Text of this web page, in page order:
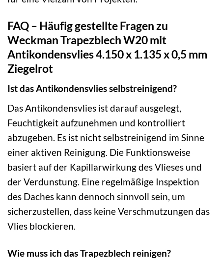
FAQ – Häufig gestellte Fragen zu
Weckman Trapezblech W20 mit
Antikondensvlies 4.150 x 1.135 x 0,5 mm
Ziegelrot
Ist das Antikondensvlies selbstreinigend?
Das Antikondensvlies ist darauf ausgelegt,
Feuchtigkeit aufzunehmen und kontrolliert
abzugeben. Es ist nicht selbstreinigend im Sinne
einer aktiven Reinigung. Die Funktionsweise
basiert auf der Kapillarwirkung des Vlieses und
der Verdunstung. Eine regelmäßige Inspektion
des Daches kann dennoch sinnvoll sein, um
sicherzustellen, dass keine Verschmutzungen das
Vlies blockieren.
Wie muss ich das Trapezblech reinigen?